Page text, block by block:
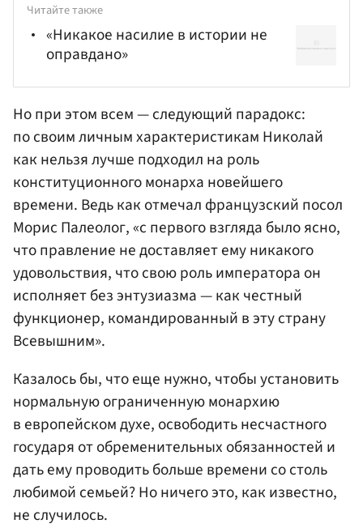
Читайте также
«Никакое насилие в истории не
оправдано»
Но при этом всем — следующий парадокс:
по своим личным характеристикам Николай
как нельзя лучше подходил на роль
конституционного монарха новейшего
времени. Ведь как отмечал французский посол
Морис Палеолог, «с первого взгляда было ясно,
что правление не доставляет ему никакого
удовольствия, что свою роль императора он
исполняет без энтузиазма — как честный
функционер, командированный в эту страну
Всевышним».
Казалось бы, что еще нужно, чтобы установить
нормальную ограниченную монархию
в европейском духе, освободить несчастного
государя от обременительных обязанностей и
дать ему проводить больше времени со столь
любимой семьей? Но ничего это, как известно,
не случилось.